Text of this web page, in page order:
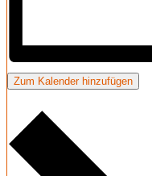
Zum Kalender hinzufügen